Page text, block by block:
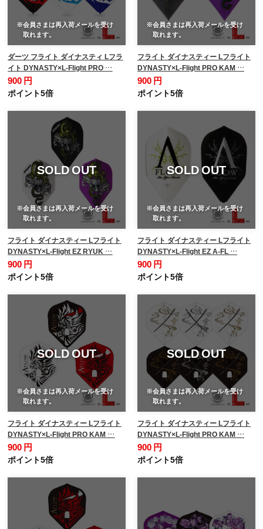
※会員さまは再入荷メールを受け
取れます。
ダーツ フライト ダイナスティ Lフラ
イト DYNASTY×L-Flight PRO …
900 円
ポイント5倍
※会員さまは再入荷メールを受け
取れます。
フライト ダイナスティー Lフライト
DYNASTY×L-Flight PRO KAM …
900 円
ポイント5倍
SOLD OUT
※会員さまは再入荷メールを受け
取れます。
フライト ダイナスティー Lフライト
DYNASTY×L-Flight EZ RYUK …
900 円
ポイント5倍
SOLD OUT
※会員さまは再入荷メールを受け
取れます。
フライト ダイナスティー Lフライト
DYNASTY×L-Flight EZ A-FL …
900 円
ポイント5倍
SOLD OUT
※会員さまは再入荷メールを受け
取れます。
フライト ダイナスティー Lフライト
DYNASTY×L-Flight PRO KAM …
900 円
ポイント5倍
SOLD OUT
※会員さまは再入荷メールを受け
取れます。
フライト ダイナスティー Lフライト
DYNASTY×L-Flight PRO KAM …
900 円
ポイント5倍